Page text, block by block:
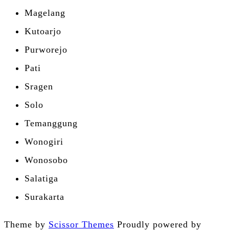
Magelang
Kutoarjo
Purworejo
Pati
Sragen
Solo
Temanggung
Wonogiri
Wonosobo
Salatiga
Surakarta
Theme by Scissor Themes Proudly powered by